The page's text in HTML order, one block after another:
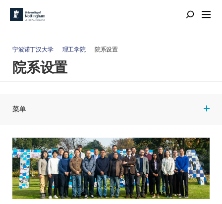
宁波诺丁汉大学 理工学院 院系设置
院系设置
菜单